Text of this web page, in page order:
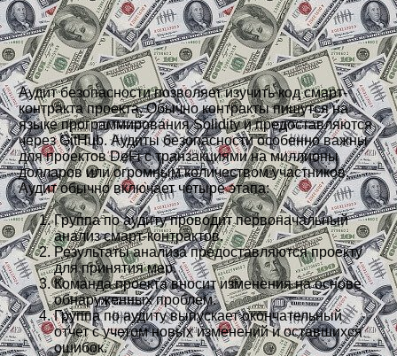
Аудит безопасности позволяет изучить код смарт-
контракта проекта. Обычно контракты пишутся на
языке программирования Solidity и предоставляются
через GitHub. Аудиты безопасности особенно важны
для проектов DeFi с транзакциями на миллионы
долларов или огромным количеством участников.
Аудит обычно включает четыре этапа:
Группа по аудиту проводит первоначальный
анализ смарт-контрактов.
Результаты анализа предоставляются проекту
для принятия мер.
Команда проекта вносит изменения на основе
обнаруженных проблем.
Группа по аудиту выпускает окончательный
отчет с учетом новых изменений и оставшихся
ошибок.